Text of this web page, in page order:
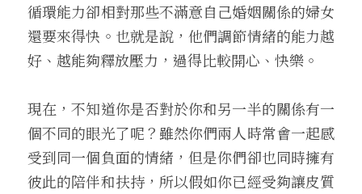
循環能力卻相對那些不滿意自己婚姻關係的婦女
還要來得快。也就是說，他們調節情緒的能力越
好、越能夠釋放壓力，過得比較開心、快樂。
現在，不知道你是否對於你和另一半的關係有一
個不同的眼光了呢？雖然你們兩人時常會一起感
受到同一個負面的情緒，但是你們卻也同時擁有
彼此的陪伴和扶持，所以假如你已經受夠讓皮質